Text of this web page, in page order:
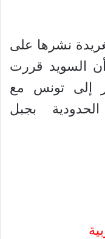
نشرها على
السويد قررت
إلى تونس مع
بجبل